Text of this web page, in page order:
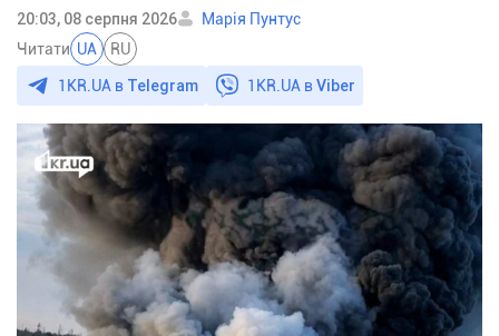
20:03, 08 серпня 2026
Марія Пунтус
Читати UA RU
1KR.UA в Telegram 1KR.UA вViber